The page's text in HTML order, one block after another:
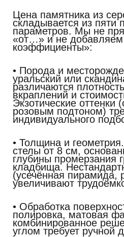
Цена памятника из
складывается из пяти
параметров. Мы не
«от…» и не
коэффициенты»:
• Порода и
уральский или
различаются
вкраплений и
Экзотические оттенки
розовым подтоном)
индивидуального
• Толщина и геометрия.
стелы от 8 см,
глубины промерзания
кладбища.
(усечённая пирамида,
увеличивают
• Обработка
полировка, матовая
комбинированное
углом требует ручной